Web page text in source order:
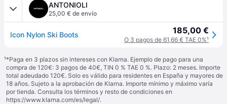
ANTONIOLI
25,00 € de envío
Icon Nylon Ski Boots 185,00 €
O 3 pagos de 61,66 € TAE 0%¹
¹*Paga en 3 plazos sin intereses con Klarna. Ejemplo de pago para una
compra de 120€: 3 pagos de 40€, TIN 0 % TAE 0 %. Plazo: 2 meses. Importe
total adeudado 120€. Solo es válido para residentes en España y mayores de
18 años. Sujeto a la aprobación de Klarna. Importe mínimo y máximo varía
por tienda. Consulta los términos y resto de condiciones en
https://www.klarna.com/es/legal/.